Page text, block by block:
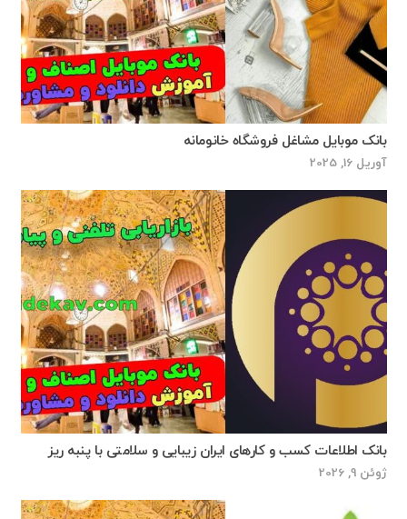
بانک موبایل مشاغل فروشگاه خانومانه
آوریل 16, 2025
بانک اطلاعات کسب و کارهای ایران زیبایی و سلامتی با پنبه ریز
ژوئن 9, 2026